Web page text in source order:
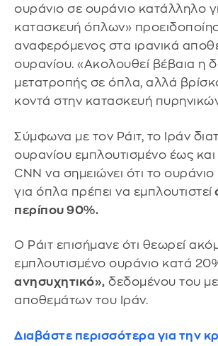
ουράνιο σε ουράνιο κατάλληλο
κατασκευή όπλων»
αναφερόμενος στα ιρανικά
ουρανίου. «Ακολουθεί βέβαια η
μετατροπής σε όπλα, αλλά
κοντά στην κατασκευή
Σύμφωνα με τον Ράιτ, το Ιράν
ουρανίου εμπλουτισμένο έως
CNN να σημειώνει ότι το
για όπλα πρέπει να εμπλουτιστεί
περίπου 90%.
Ο Ράιτ επισήμανε ότι θεωρεί
εμπλουτισμένο ουράνιο κατά
ανησυχητικό», δεδομένου του
αποθεμάτων του Ιράν.
Διαβάστε περισσότερα για την